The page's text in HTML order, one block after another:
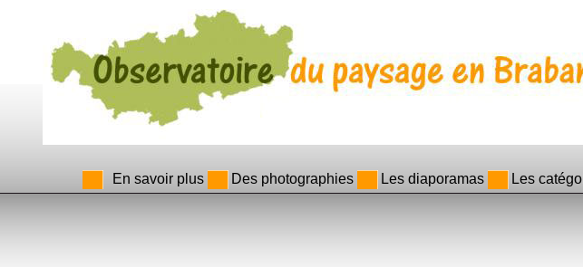
En savoir plus Des photographies Les diaporamas Les